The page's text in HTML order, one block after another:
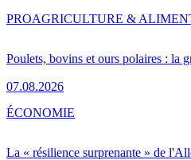
Poulets, bovins et ours polaires : la
07.08.2026
PROAGRICULTURE &
La « résilience surprenante » de
ÉCONOMIE